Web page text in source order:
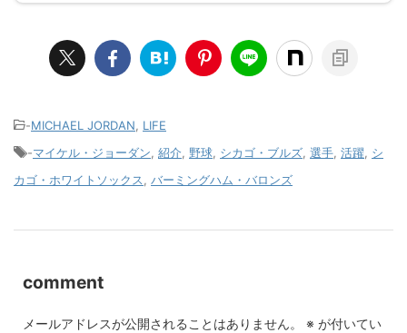
-MICHAEL JORDAN, LIFE
-マイケル・ジョーダン, 紹介, 野球, シカゴ・ブルズ, 選手, 活躍, シ
カゴ・ホワイトソックス, バーミングハム・バロンズ
comment
メールアドレスが公開されることはありません。 ※ が付いてい